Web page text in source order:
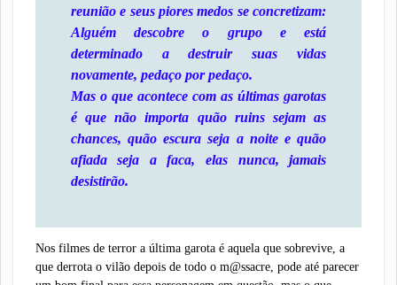
reunião e seus piores medos se concretizam:
Alguém descobre o grupo e está
determinado a destruir suas vidas
novamente, pedaço por pedaço.
Mas o que acontece com as últimas garotas
é que não importa quão ruins sejam as
chances, quão escura seja a noite e quão
afiada seja a faca, elas nunca, jamais
desistirão.
Nos filmes de terror a última garota é aquela que sobrevive, a
que derrota o vilão depois de todo o m@ssacre, pode até parecer